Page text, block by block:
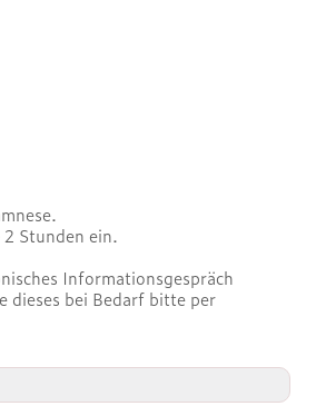
Stunden ein.
Informationsgespräch
dieses bei Bedarf bitte per